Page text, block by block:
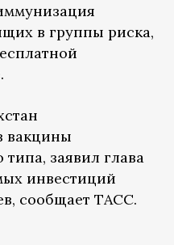
в группы риска,
вакцины
заявил глава
инвестиций
сообщает ТАСС.